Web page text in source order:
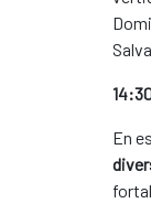
En